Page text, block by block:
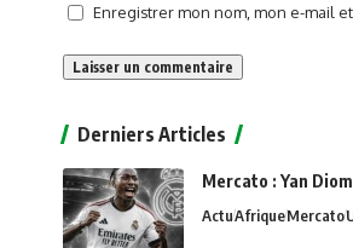
Enregistrer mon nom, mon e-mail
Derniers Articles
Mercato : Yan
ActuAfriqueMercato